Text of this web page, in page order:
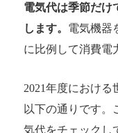
電気代は季節だけ
します。 電気機器
に比例して消費電
2021年度におけ
以下の通りです。
気代をチェックし